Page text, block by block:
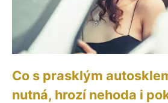
Co s prasklým
nutná, hrozí nehoda i